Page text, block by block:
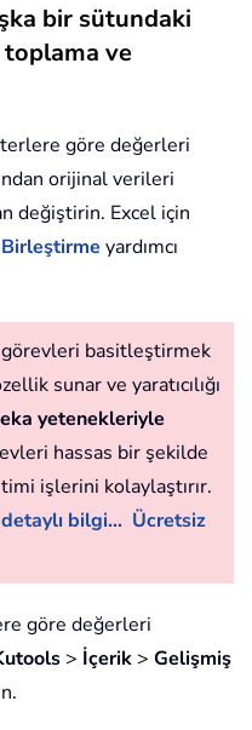
bir sütundaki
ve
göre değerleri
orijinal verileri
değiştirin. Excel için
Birleştirme yardımcı
görevleri basitleştirmek
sunar ve yaratıcılığı
yetenekleriyle
hassas bir şekilde
işlerini kolaylaştırır.
bilgi... Ücretsiz
göre değerleri
> İçerik > Gelişmiş